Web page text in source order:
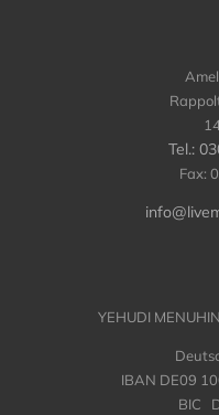
Tel.:
Fax:
YEHUDI MENUHIN
IBAN DE09
BIC